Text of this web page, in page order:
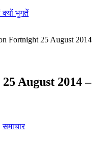
क्‍यों भुगतें
Fortnight 25 August 2014
August 2014 –
समाचार